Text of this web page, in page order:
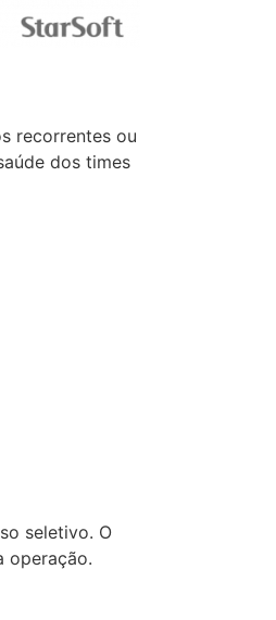
recorrentes ou
dos times
seletivo. O
operação.